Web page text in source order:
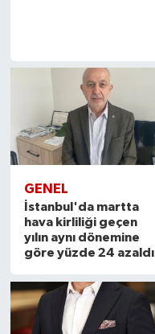
GENEL
İstanbul'da martta
hava kirliliği geçen
yılın aynı dönemine
göre yüzde 24 azaldı